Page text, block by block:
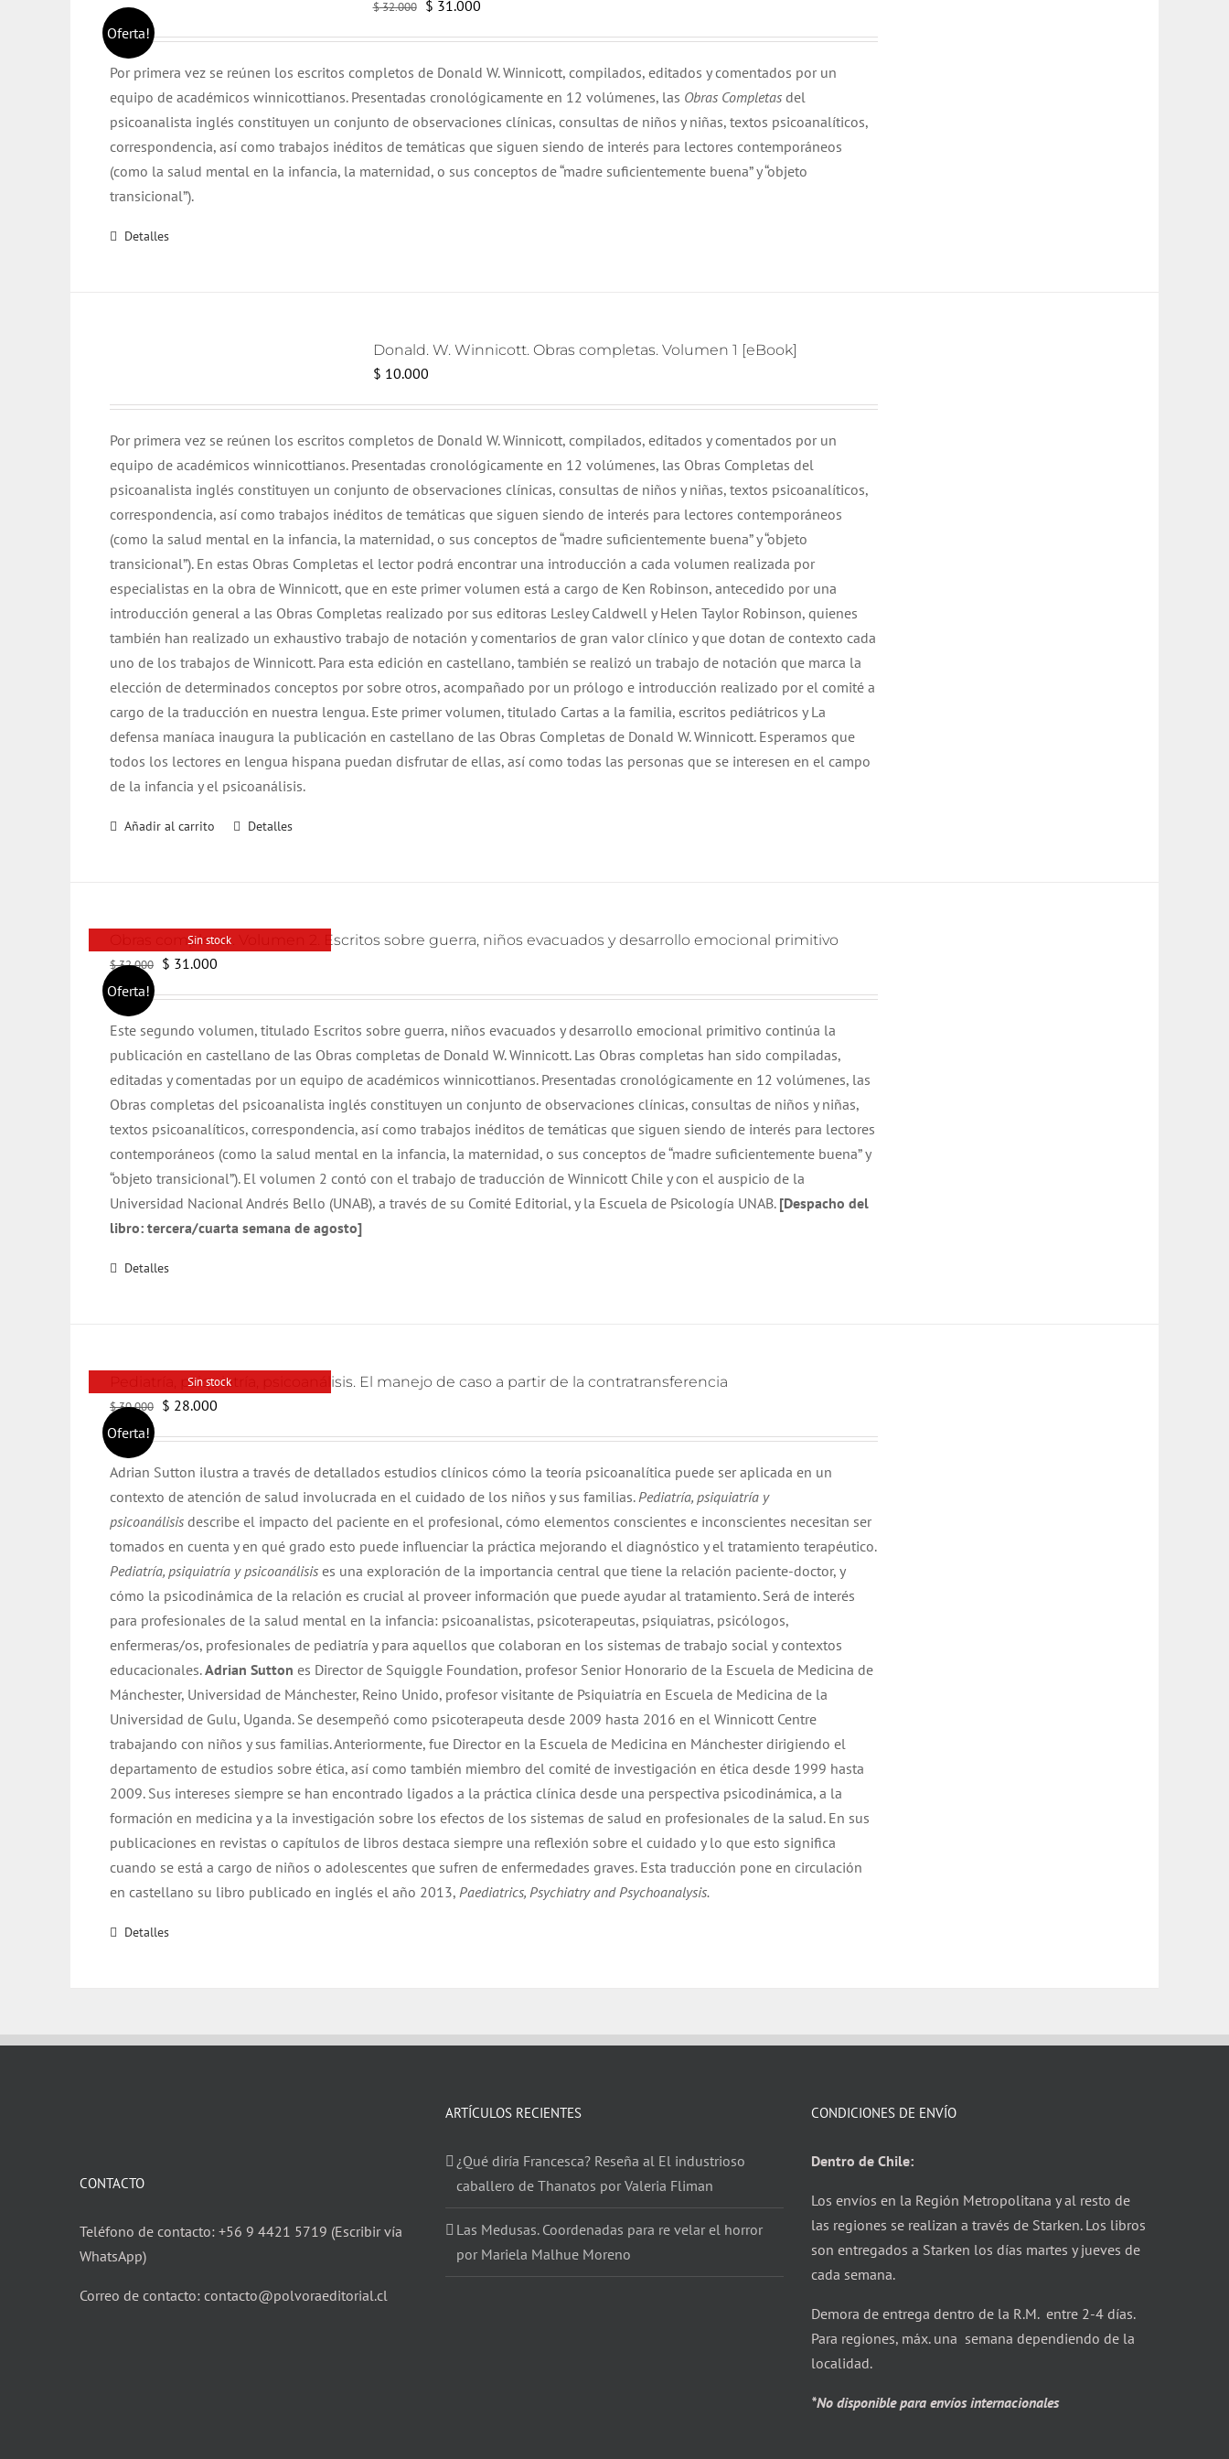
Oferta!
$32.000
El
era:
$ 32.000.
$ 31.000El
es:
$ 31.000.
Por primera vez se reúnen los escritos completos de Donald W. Winnicott, compilados, editados y comentados por un
equipo de académicos winnicottianos. Presentadas cronológicamente en 12 volúmenes, las Obras Completas del
psicoanalista inglés constituyen un conjunto de observaciones clínicas, consultas de niños y niñas, textos psicoanalíticos,
correspondencia, así como trabajos inéditos de temáticas que siguen siendo de interés para lectores contemporáneos
(como la salud mental en la infancia, la maternidad, o sus conceptos de “madre suficientemente buena” y “objeto
transicional”).
Detalles
Donald. W. Winnicott. Obras completas. Volumen 1 [eBook]
$ 10.000
Por primera vez se reúnen los escritos completos de Donald W. Winnicott, compilados, editados y comentados por un
equipo de académicos winnicottianos. Presentadas cronológicamente en 12 volúmenes, las Obras Completas del
psicoanalista inglés constituyen un conjunto de observaciones clínicas, consultas de niños y niñas, textos psicoanalíticos,
correspondencia, así como trabajos inéditos de temáticas que siguen siendo de interés para lectores contemporáneos
(como la salud mental en la infancia, la maternidad, o sus conceptos de “madre suficientemente buena” y “objeto
transicional”). En estas Obras Completas el lector podrá encontrar una introducción a cada volumen realizada por
especialistas en la obra de Winnicott, que en este primer volumen está a cargo de Ken Robinson, antecedido por una
introducción general a las Obras Completas realizado por sus editoras Lesley Caldwell y Helen Taylor Robinson, quienes
también han realizado un exhaustivo trabajo de notación y comentarios de gran valor clínico y que dotan de contexto cada
uno de los trabajos de Winnicott. Para esta edición en castellano, también se realizó un trabajo de notación que marca la
elección de determinados conceptos por sobre otros, acompañado por un prólogo e introducción realizado por el comité a
cargo de la traducción en nuestra lengua. Este primer volumen, titulado Cartas a la familia, escritos pediátricos y La
defensa maníaca inaugura la publicación en castellano de las Obras Completas de Donald W. Winnicott. Esperamos que
todos los lectores en lengua hispana puedan disfrutar de ellas, así como todas las personas que se interesen en el campo
de la infancia y el psicoanálisis.
Añadir al carrito Detalles
Sin stock
Oferta!
Obras completas. Volumen 2. Escritos sobre guerra, niños evacuados y desarrollo emocional primitivo
$32.000 El
era:
$ 32.000.
$ 31.000
es:
$ 31.000.
Este segundo volumen, titulado Escritos sobre guerra, niños evacuados y desarrollo emocional primitivo continúa la
publicación en castellano de las Obras completas de Donald W. Winnicott. Las Obras completas han sido compiladas,
editadas y comentadas por un equipo de académicos winnicottianos. Presentadas cronológicamente en 12 volúmenes, las
Obras completas del psicoanalista inglés constituyen un conjunto de observaciones clínicas, consultas de niños y niñas,
textos psicoanalíticos, correspondencia, así como trabajos inéditos de temáticas que siguen siendo de interés para lectores
contemporáneos (como la salud mental en la infancia, la maternidad, o sus conceptos de “madre suficientemente buena” y
“objeto transicional”). El volumen 2 contó con el trabajo de traducción de Winnicott Chile y con el auspicio de la
Universidad Nacional Andrés Bello (UNAB), a través de su Comité Editorial, y la Escuela de Psicología UNAB. [Despacho del
libro: tercera/cuarta semana de agosto]
Detalles
Sin stock
Oferta!
Pediatría, psiquiatría, psicoanálisis. El manejo de caso a partir de la contratransferencia
$30.000 El
era:
$ 30.000.
$ 28.000
es:
$ 28.000.
Adrian Sutton ilustra a través de detallados estudios clínicos cómo la teoría psicoanalítica puede ser aplicada en un
contexto de atención de salud involucrada en el cuidado de los niños y sus familias.Pediatría, psiquiatría y
psicoanálisis describe el impacto del paciente en el profesional, cómo elementos conscientes e inconscientes necesitan ser
tomados en cuenta y en qué grado esto puede influenciar la práctica mejorando el diagnóstico y el tratamiento terapéutico.
Pediatría, psiquiatría y psicoanálisis es una exploración de la importancia central que tiene la relación paciente-doctor, y
cómo la psicodinámica de la relación es crucial al proveer información que puede ayudar al tratamiento. Será de interés
para profesionales de la salud mental en la infancia: psicoanalistas, psicoterapeutas, psiquiatras, psicólogos,
enfermeras/os, profesionales de pediatría y para aquellos que colaboran en los sistemas de trabajo social y contextos
educacionales.Adrian Sutton es Director de Squiggle Foundation, profesor Senior Honorario de la Escuela de Medicina de
Mánchester, Universidad de Mánchester, Reino Unido, profesor visitante de Psiquiatría en Escuela de Medicina de la
Universidad de Gulu, Uganda. Se desempeñó como psicoterapeuta desde 2009 hasta 2016 en el Winnicott Centre
trabajando con niños y sus familias. Anteriormente, fue Director en la Escuela de Medicina en Mánchester dirigiendo el
departamento de estudios sobre ética, así como también miembro del comité de investigación en ética desde 1999 hasta
2009. Sus intereses siempre se han encontrado ligados a la práctica clínica desde una perspectiva psicodinámica, a la
formación en medicina y a la investigación sobre los efectos de los sistemas de salud en profesionales de la salud. En sus
publicaciones en revistas o capítulos de libros destaca siempre una reflexión sobre el cuidado y lo que esto significa
cuando se está a cargo de niños o adolescentes que sufren de enfermedades graves. Esta traducción pone en circulación
en castellano su libro publicado en inglés el año 2013, Paediatrics, Psychiatry and Psychoanalysis.
Detalles
CONTACTO
Teléfono de contacto: +56 9 4421 5719 (Escribir vía
WhatsApp)
Correo de contacto: contacto@polvoraeditorial.cl
ARTÍCULOS RECIENTES
¿Qué diría Francesca? Reseña al El industrioso
caballero de Thanatos por Valeria Fliman
Las Medusas. Coordenadas para re velar el horror
por Mariela Malhue Moreno
CONDICIONES DE ENVÍO
Dentro de Chile:
Los envíos en la Región Metropolitana y al resto de
las regiones se realizan a través de Starken. Los libros
son entregados a Starken los días martes y jueves de
cada semana.
Demora de entrega dentro de la R.M. entre 2-4 días.
Para regiones, máx. una semana dependiendo de la
localidad.
*No disponible para envíos internacionales